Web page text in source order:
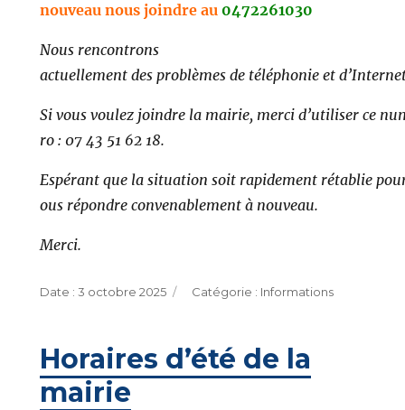
nouveau nous joindre au 0472261030
Nous rencontrons
actuellement des problèmes de téléphonie et
Si vous voulez joindre la mairie, merci d’utiliser ce
ro : 07 43 51 62 18.
Espérant que la situation soit rapidement rétablie
ous répondre convenablement à nouveau.
Merci.
Publié
3 octobre 2025 Catégories
Informations
Horaires d’été de la
mairie